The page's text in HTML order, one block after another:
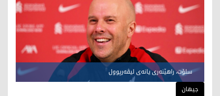
سلۆت، راهێنەری یانەی لیڤەرپوول
جیهان